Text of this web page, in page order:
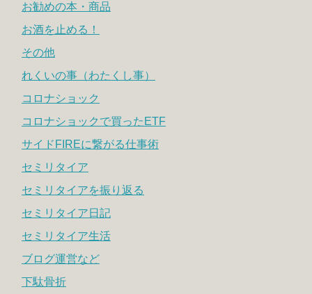
お勧めの本・商品
お酒を止める！
その他
れくいの事（わたくし事）
コロナショック
コロナショックで買ったETF
サイドFIREに繋がる仕事術
セミリタイア
セミリタイアを振り返る
セミリタイア日記
セミリタイア生活
ブログ運営など
下駄骨折